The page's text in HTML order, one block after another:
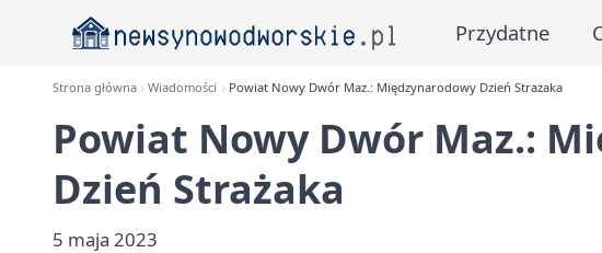
Przydatne
Strona główna Wiadomości Powiat Nowy Dwór Maz.: Międzynarodowy Dzień Strażaka
Powiat Nowy Dwór Maz.:
Dzień Strażaka
5 maja 2023